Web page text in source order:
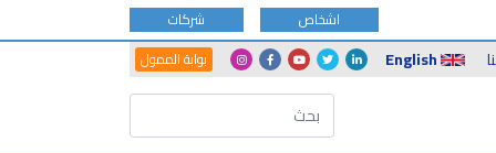
اشخاص شركات
English
Social
Icons
Another
Portals
بوابة الممول